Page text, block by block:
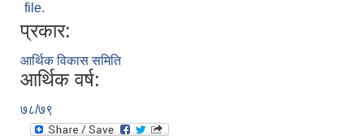
file.
प्रकार:
आर्थिक विकास समिति
आर्थिक वर्ष:
७८/७९